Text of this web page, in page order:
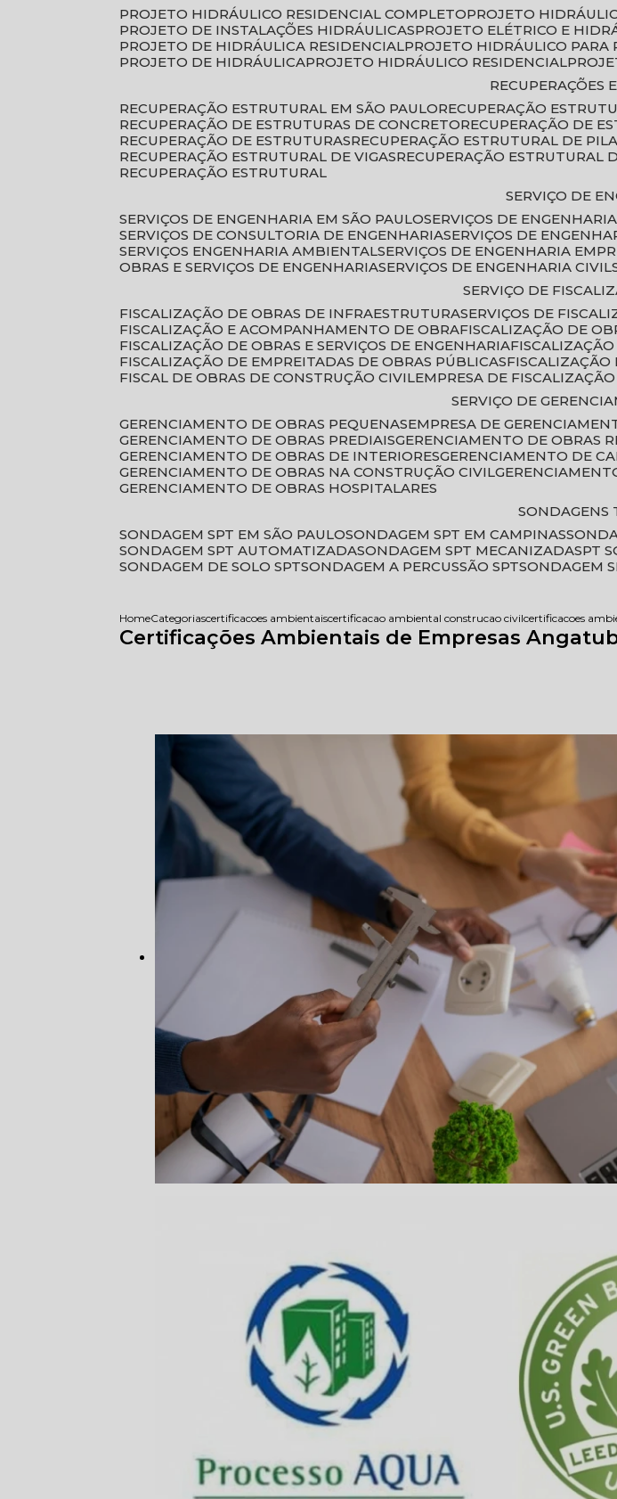
PROJETO HIDRÁULICO RESIDENCIAL COMPLETO
PROJETO
PROJETO DE INSTALAÇÕES HIDRÁULICAS
PROJETO ELÉTRICO E
PROJETO DE HIDRÁULICA RESIDENCIAL
PROJETO HIDRÁULICO PARA
PROJETO DE HIDRÁULICA
PROJETO HIDRÁULICO RESIDENCIAL
RECUPERAÇÕES
RECUPERAÇÃO ESTRUTURAL EM SÃO PAULO
RECUPERAÇÃO
RECUPERAÇÃO DE ESTRUTURAS DE CONCRETO
RECUPERAÇÃO DE
RECUPERAÇÃO DE ESTRUTURAS
RECUPERAÇÃO ESTRUTURAL DE
RECUPERAÇÃO ESTRUTURAL DE VIGAS
RECUPERAÇÃO ESTRUTURAL
RECUPERAÇÃO ESTRUTURAL
SERVIÇO DE
SERVIÇOS DE ENGENHARIA EM SÃO PAULO SERVIÇOS DE
SERVIÇOS DE CONSULTORIA DE ENGENHARIA SERVIÇOS DE
SERVIÇOS ENGENHARIA AMBIENTAL SERVIÇOS DE ENGENHARIA
OBRAS E SERVIÇOS DE ENGENHARIA SERVIÇOS DE ENGENHARIA CIVIL
SERVIÇO DE
FISCALIZAÇÃO DE OBRAS DE INFRAESTRUTURA SERVIÇOS DE
FISCALIZAÇÃO E ACOMPANHAMENTO DE OBRA FISCALIZAÇÃO DE
FISCALIZAÇÃO DE OBRAS E SERVIÇOS DE ENGENHARIA
FISCALIZAÇÃO DE EMPREITADAS DE OBRAS PÚBLICAS
FISCAL DE OBRAS DE CONSTRUÇÃO CIVIL EMPRESA DE
SERVIÇO DE
GERENCIAMENTO DE OBRAS PEQUENAS
EMPRESA DE
GERENCIAMENTO DE OBRAS PREDIAIS
GERENCIAMENTO DE OBRAS
GERENCIAMENTO DE OBRAS DE INTERIORES
GERENCIAMENTO DE
GERENCIAMENTO DE OBRAS NA CONSTRUÇÃO CIVIL
GERENCIAMENTO DE OBRAS HOSPITALARES
SONDAGENS
SONDAGEM SPT EM SÃO PAULO SONDAGEM SPT EM CAMPINAS
SONDAGEM SPT AUTOMATIZADA SONDAGEM SPT MECANIZADA SPT
SONDAGEM DE SOLO SPT SONDAGEM A PERCUSSÃO SPT SONDAGEM
HomeCategoriascertificacoes ambientaiscertificacao ambiental construcao civilcertificacoes
Certificações Ambientais de Empresas